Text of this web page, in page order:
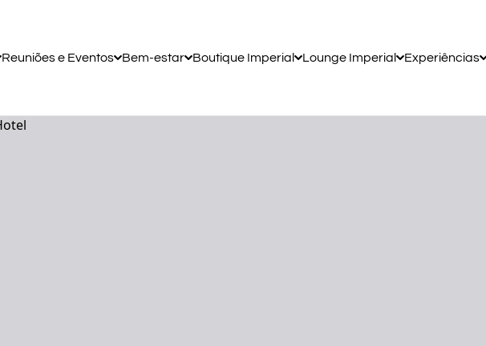
Reuniões e Eventos Bem-estar Boutique Imperial Lounge Imperial Experiências